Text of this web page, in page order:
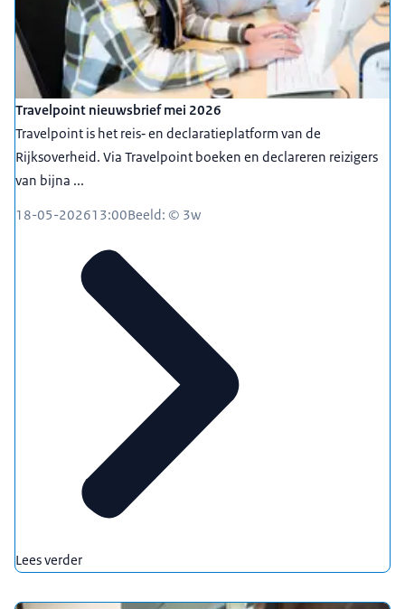
Travelpoint nieuwsbrief mei 2026
Travelpoint is het reis‐ en declaratieplatform van de
Rijksoverheid. Via Travelpoint boeken en declareren reizigers
van bijna ...
18-05-202613:00Beeld: © 3w
Lees verder